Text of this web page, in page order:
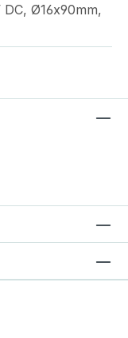
Ø16x90mm,